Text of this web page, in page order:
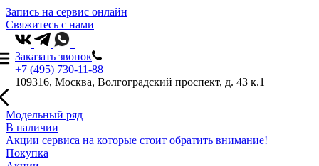
Запись на сервис онлайн
Свяжитесь с нами
Заказать звонок
+7 (495) 730-11-88
109316, Москва, Волгоградский проспект, д. 43 к.1
Модельный ряд
В наличии
Акции сервиса на которые стоит обратить внимание!
Покупка